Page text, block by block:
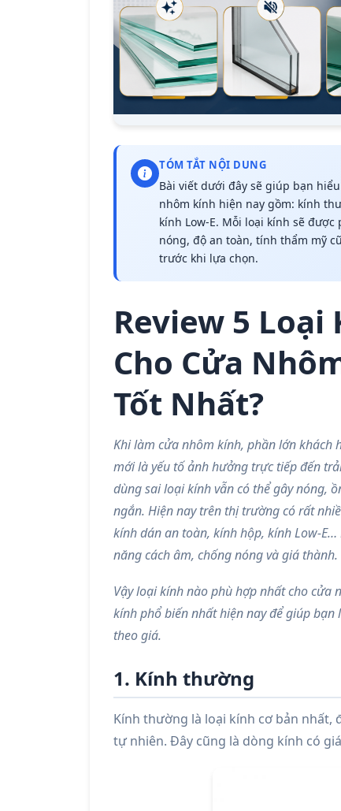
TÓM TẮT NỘI DUNG
Bài viết dưới đây sẽ giúp bạn
nhôm kính hiện nay gồm: kính
kính Low-E. Mỗi loại kính sẽ
nóng, độ an toàn, tính thẩm mỹ
trước khi lựa chọn.
Review 5 Loại
Cho Cửa
Tốt Nhất?
Khi làm cửa nhôm kính, phần lớn
mới là yếu tố ảnh hưởng trực tiếp đến
dùng sai loại kính vẫn có thể gây nóng,
ngắn. Hiện nay trên thị trường có rất
kính dán an toàn, kính hộp, kính Low-
năng cách âm, chống nóng và giá thành.
Vậy loại kính nào phù hợp nhất cho cửa
kính phổ biến nhất hiện nay để giúp
theo giá.
1. Kính thường
Kính thường là loại kính cơ bản nhất,
tự nhiên. Đây cũng là dòng kính có